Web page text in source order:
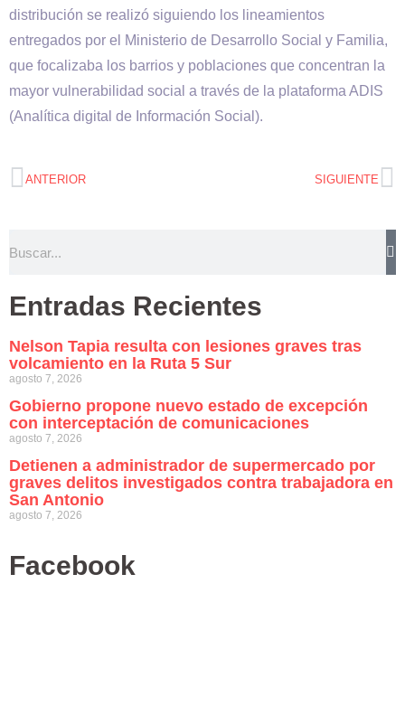
distribución se realizó siguiendo los lineamientos
entregados por el Ministerio de Desarrollo Social y Familia,
que focalizaba los barrios y poblaciones que concentran la
mayor vulnerabilidad social a través de la plataforma ADIS
(Analítica digital de Información Social).
ANTERIOR SIGUIENTE
Entradas Recientes
Nelson Tapia resulta con lesiones graves tras
volcamiento en la Ruta 5 Sur
agosto 7, 2026
Gobierno propone nuevo estado de excepción
con interceptación de comunicaciones
agosto 7, 2026
Detienen a administrador de supermercado por
graves delitos investigados contra trabajadora en
San Antonio
agosto 7, 2026
Facebook